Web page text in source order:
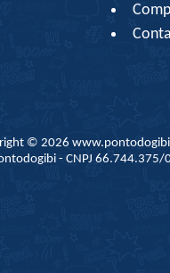
© 2026
- CNPJ